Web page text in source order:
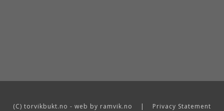
(C) torvikbukt.no - web by ramvik.no | Privacy Statement